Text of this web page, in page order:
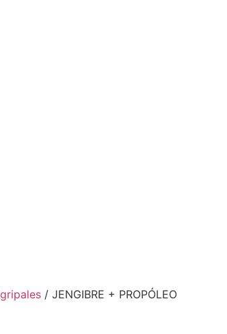
/ JENGIBRE + PROPÓLEO